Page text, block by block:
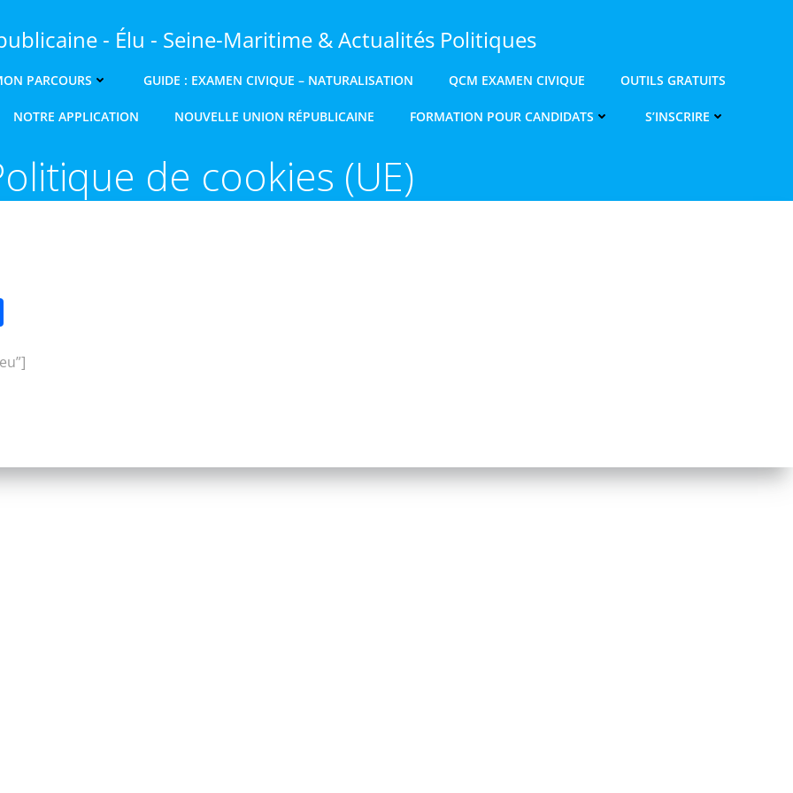
- Élu - Seine-Maritime & Actualités Politiques
PARCOURS GUIDE : EXAMEN CIVIQUE – NATURALISATION QCM EXAMEN CIVIQUE OUTILS GRATUITS
NOTRE APPLICATION NOUVELLE UNION RÉPUBLICAINE FORMATION POUR CANDIDATS S’INSCRIRE
de cookies (UE)